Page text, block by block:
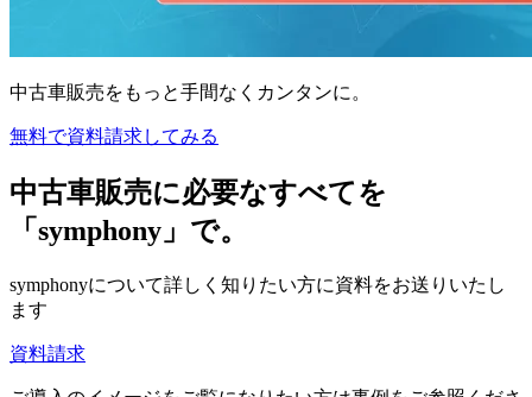
中古車販売をもっと手間なくカンタンに。
無料で資料請求してみる
中古車販売に必要なすべてを
「symphony」で。
symphonyについて詳しく知りたい方に資料をお送りいたし
ます
資料請求